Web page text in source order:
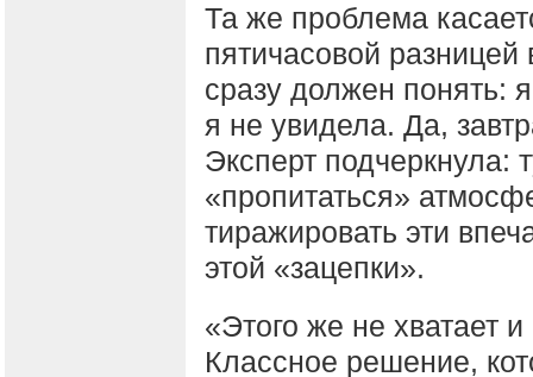
Та же проблема
пятичасовой
сразу должен понять:
я не увидела. Да,
Эксперт подчеркнула:
«пропитаться»
тиражировать эти
этой «зацепки».
«Этого же не хватает
Классное решение,